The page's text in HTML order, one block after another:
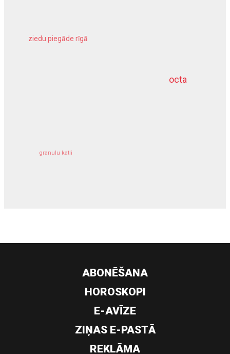
octa
ziedu piegāde rīgā
granulu katli
dziļurbums
ABONĒŠANA
HOROSKOPI
E-AVĪZE
ZIŅAS E-PASTĀ
REKLĀMA